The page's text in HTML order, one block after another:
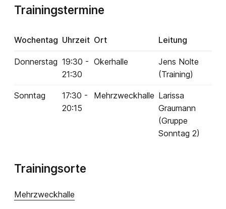
Trainingstermine
Wochentag Uhrzeit Ort Leitung
Donnerstag 19:30 -
21:30
Okerhalle
Jens Nolte
(Training)
Sonntag
17:30 -
20:15
Mehrzweckhalle Larissa
Graumann
(Gruppe
Sonntag 2)
Trainingsorte
Mehrzweckhalle